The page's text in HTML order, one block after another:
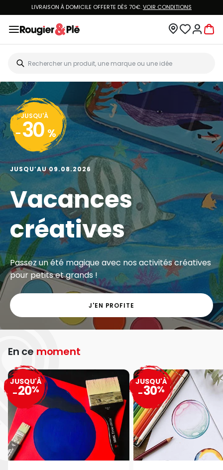
LIVRAISON À DOMICILE OFFERTE DÈS 70€.VOIR CONDITIONS
JUSQU'À
- 30 %
JUSQU’AU 09.08.2026
Vacances
créatives
Passez un été magique avec nos activités créatives
pour petits et grands !
J'EN PROFITE
En ce moment
JUSQU'À
-20%
JUSQU'À
-30%